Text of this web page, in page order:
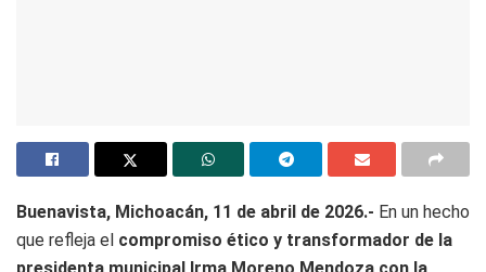
Buenavista, Michoacán, 11 de abril de 2026.- En un hecho
que refleja el compromiso ético y transformador de la